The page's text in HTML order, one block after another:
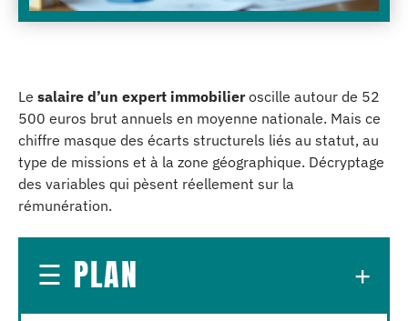
Le salaire d’un expert immobilieroscille autour de 52
500 euros brut annuels en moyenne nationale. Mais ce
chiffre masque des écarts structurels liés au statut, au
type de missions et à la zone géographique. Décryptage
des variables qui pèsent réellement sur la
rémunération.
PLAN